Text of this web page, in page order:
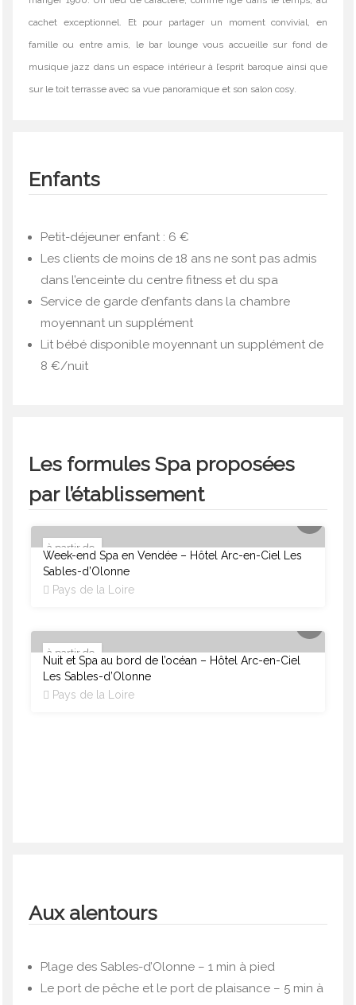
cachet exceptionnel. Et pour partager un moment convivial, en
famille ou entre amis, le bar lounge vous accueille sur fond de
musique jazz dans un espace intérieur à l’esprit baroque ainsi que
sur le toit terrasse avec sa vue panoramique et son salon cosy.
Enfants
Petit-déjeuner enfant : 6 €
Les clients de moins de 18 ans ne sont pas admis
dans l’enceinte du centre fitness et du spa
Service de garde d’enfants dans la chambre
moyennant un supplément
Lit bébé disponible moyennant un supplément de
8 €/nuit
Les formules Spa proposées
par l’établissement
à partir de
280 € SPA ILLIMITÉ
Week-end Spa en Vendée – Hôtel Arc-en-Ciel Les
Sables-d’Olonne
Pays de la Loire
à partir de
104 € SPA ILLIMITÉ
Nuit et Spa au bord de l’océan – Hôtel Arc-en-Ciel
Les Sables-d’Olonne
Pays de la Loire
Aux alentours
Plage des Sables-d’Olonne – 1 min à pied
Le port de pêche et le port de plaisance – 5 min à